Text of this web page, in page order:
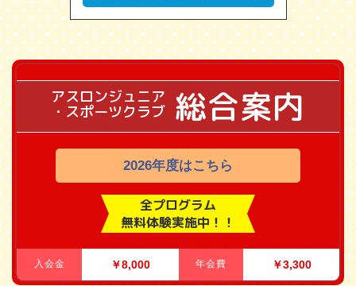
アスロンジュニア
・スポーツクラブ 総合案内
2026年度はこちら
全プログラム
無料体験実施中！！
入会金 ￥8,000 年会費 ￥3,300